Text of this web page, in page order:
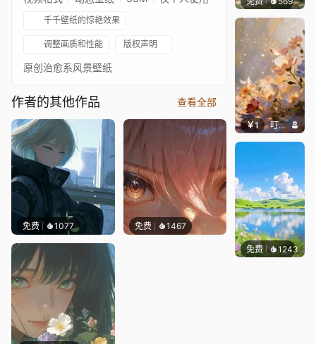
千千壁纸的惊艳效果
调整画质和性能 版权声明
原创治愈系风景壁纸
作者的其他作品 查看全部
免费 1077 免费 1467
￥1 叮叮当当
免费 1243豆子